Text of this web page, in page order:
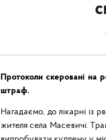
Протоколи скеровані на
штраф.
Нагадаємо, до лікарні із
жителя села Масевичі.